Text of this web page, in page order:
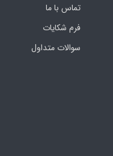
تماس با ما
فرم‌ شکایات
سوالات متداول